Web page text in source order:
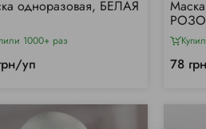
одноразовая, БЕЛАЯ
1000+ раз
уп 78